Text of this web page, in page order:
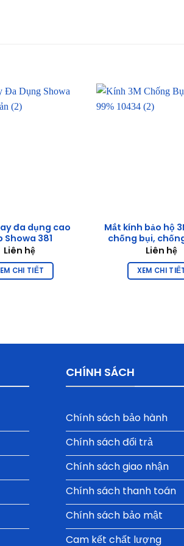
đa dụng cao
Showa 381
Liên hệ
CHI TIẾT
Mắt kính bảo hộ
chống bụi,
Liên hệ
XEM CHI
CHÍNH SÁCH
Chính sách bảo hành
Chính sách đổi trả
Chính sách giao nhận
Chính sách thanh toán
Chính sách bảo mật
Cam kết chất lượng